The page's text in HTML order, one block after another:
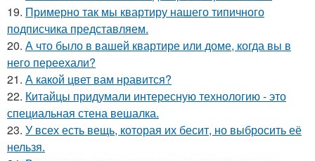
19. Примерно так мы квартиру нашего типичного
подписчика представляем.
20. А что было в вашей квартире или доме, когда вы в
него переехали?
21. А какой цвет вам нравится?
22. Китайцы придумали интересную технологию - это
специальная стена вешалка.
23. У всех есть вещь, которая их бесит, но выбросить её
нельзя.